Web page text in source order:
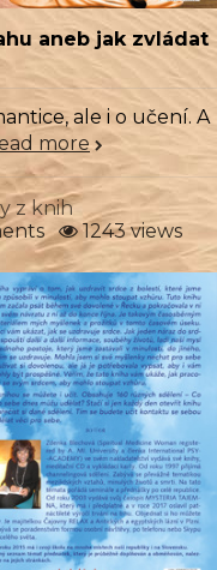
aneb jak zvládat
ale i o učení. A
more
z knih
1243 views